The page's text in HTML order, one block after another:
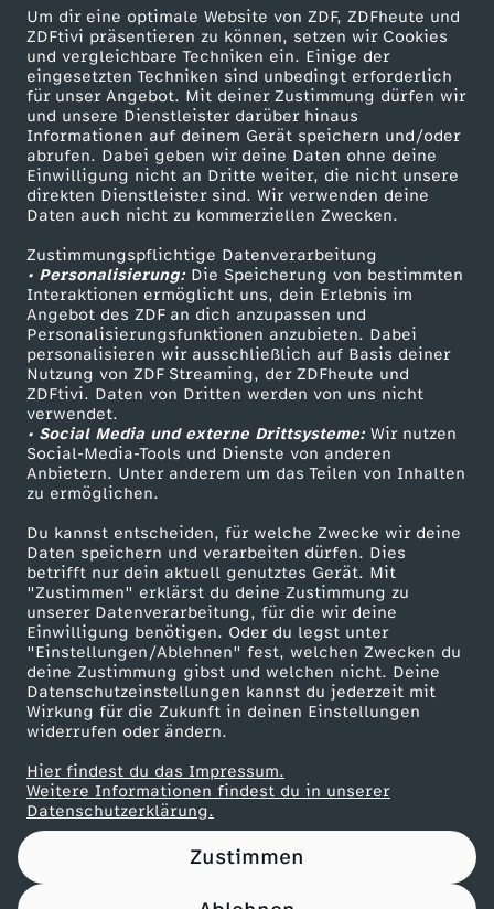
Um dir eine optimale Website von ZDF, ZDFheute und
ZDFtivi präsentieren zu können, setzen wir Cookies
und vergleichbare Techniken ein. Einige der
eingesetzten Techniken sind unbedingt erforderlich
für unser Angebot. Mit deiner Zustimmung dürfen wir
und unsere Dienstleister darüber hinaus
Informationen auf deinem Gerät speichern und/oder
abrufen. Dabei geben wir deine Daten ohne deine
Einwilligung nicht an Dritte weiter, die nicht unsere
direkten Dienstleister sind. Wir verwenden deine
Daten auch nicht zu kommerziellen Zwecken.
Zustimmungspflichtige Datenverarbeitung
• Personalisierung:Die Speicherung von bestimmten
Interaktionen ermöglicht uns, dein Erlebnis im
Angebot des ZDF an dich anzupassen und
Personalisierungsfunktionen anzubieten. Dabei
personalisieren wir ausschließlich auf Basis deiner
Nutzung von ZDF Streaming, der ZDFheute und
ZDFtivi. Daten von Dritten werden von uns nicht
verwendet.
• Social Media und externe Drittsysteme:Wir nutzen
Social-Media-Tools und Dienste von anderen
Anbietern. Unter anderem um das Teilen von Inhalten
zu ermöglichen.
Du kannst entscheiden, für welche Zwecke wir deine
Daten speichern und verarbeiten dürfen. Dies
betrifft nur dein aktuell genutztes Gerät. Mit
"Zustimmen" erklärst du deine Zustimmung zu
unserer Datenverarbeitung, für die wir deine
Einwilligung benötigen. Oder du legst unter
"Einstellungen/Ablehnen" fest, welchen Zwecken du
deine Zustimmung gibst und welchen nicht. Deine
Datenschutzeinstellungen kannst du jederzeit mit
Wirkung für die Zukunft in deinen Einstellungen
widerrufen oder ändern.
Hier findest du das Impressum.
Weitere Informationen findest du in unserer
Datenschutzerklärung.
Zustimmen
u
s
h
S
o
n
g
Mehr ZDF
ZDF-Apps
Smart TV
ZDFtext
Livestreams
Sendungen A-Z
TV-Programm
Service
ZDFmitreden
Kontakt zum ZDF
Tickets
Zuschauerservice
Hilfe
ZDF Unternehmen
Karriere
ZDF goes Schule
Werbefernsehen
Mainzelmännchen
Partner